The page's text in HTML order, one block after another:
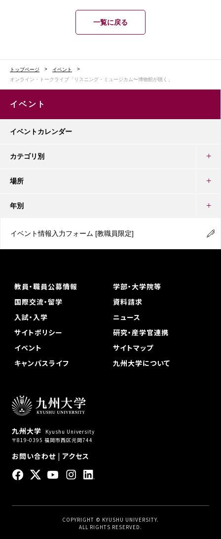
一覧に戻る
トップページ
イベント
オンライン・トークライブ「リスニング・ミュージカム〜博物館が聴く」
イベント
イベントカレンダー
カテゴリ別
場所
年別
イベント情報入力フォーム [教職員限定]
九州大学
Kyushu University
〒819-0395 福岡市西区元岡744
お問い合わせ| アクセス
教員・職員公募情報
学部・大学院等
国際交流・留学
資料請求
入試・入学
ニュース
サイトポリシー
研究・産学官連携
イベント
サイトマップ
キャンパスライフ
九州大学について
COPYRIGHT © KYUSHU UNIVERSITY.
ALL RIGHTS RESERVED.